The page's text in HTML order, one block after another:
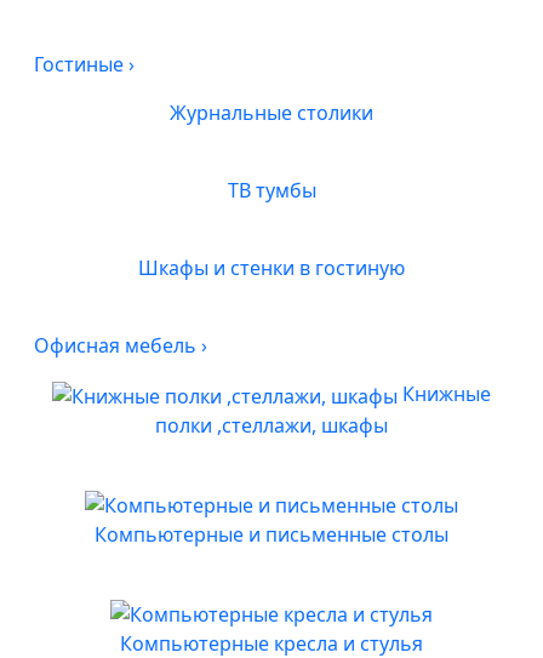
Гостиные›
Журнальные столики
ТВ тумбы
Шкафы и стенки в гостиную
Офисная мебель ›
Книжные
полки ,стеллажи, шкафы
Компьютерные и письменные столы
Компьютерные кресла и стулья